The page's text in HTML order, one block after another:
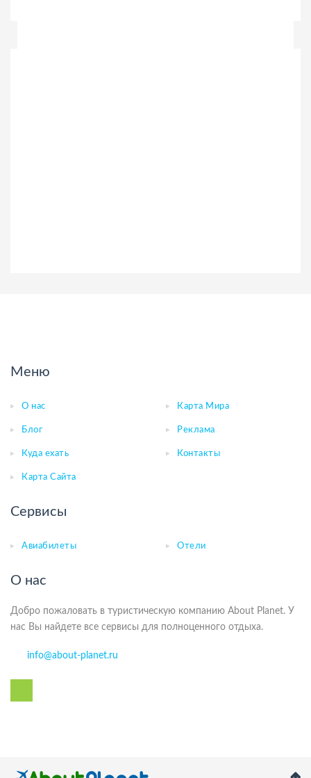
Меню
О нас Карта Мира
Блог Реклама
Куда ехать Контакты
Карта Сайта
Сервисы
Авиабилеты Отели
О нас
Добро пожаловать в туристическую компанию About Planet. У
нас Вы найдете все сервисы для полноценного отдыха.
info@about-planet.ru